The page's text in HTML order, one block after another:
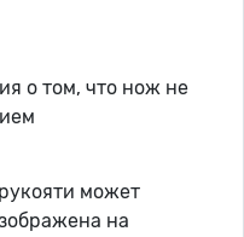
о том, что нож не
может
на